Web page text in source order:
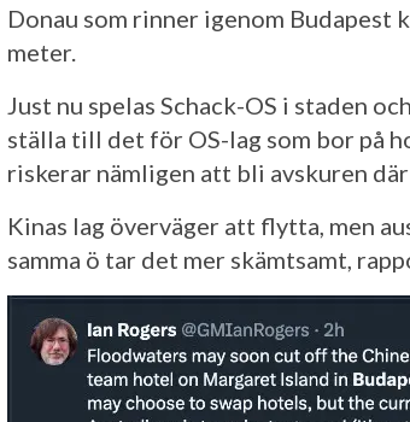
Donau som rinner igenom Budapest
meter.
Just nu spelas Schack-OS i staden
ställa till det för OS-lag som bor på
riskerar nämligen att bli avskuren
Kinas lag överväger att flytta, men
samma ö tar det mer skämtsamt,